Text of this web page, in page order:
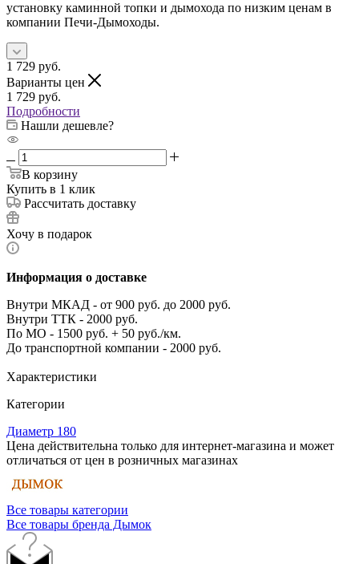
установку каминной топки и дымохода по низким ценам в
компании Печи-Дымоходы.
1 729 руб.
Варианты цен
1 729 руб.
Подробности
Нашли дешевле?
В корзину
Купить в 1 клик
Рассчитать доставку
Хочу в подарок
Информация о доставке
Внутри МКАД - от 900 руб. до 2000 руб.
Внутри ТТК - 2000 руб.
По МО - 1500 руб. + 50 руб./км.
До транспортной компании - 2000 руб.
Характеристики
Категории
Диаметр 180
Цена действительна только для интернет-магазина и может
отличаться от цен в розничных магазинах
Все товары категории
Все товары бренда Дымок